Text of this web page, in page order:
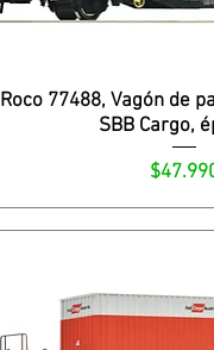
Roco 77488, Vagón de
SBB Cargo,
Precio